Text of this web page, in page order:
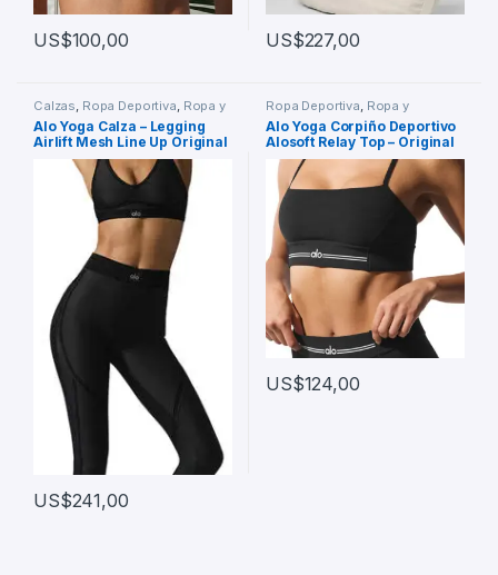
US$100,00 US$227,00
Calzas, Ropa Deportiva, Ropa y
Accesorios
Alo Yoga Calza – Legging
Airlift Mesh Line Up Original
Negro Airlift Mesh 8 – 10
US$241,00
Ropa Deportiva, Ropa y
Accesorios, Tops
Alo Yoga Corpiño Deportivo
Alosoft Relay Top – Original
Negro Alosoft Relay M
US$124,00